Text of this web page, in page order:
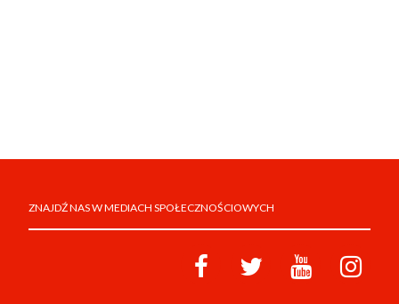
ZNAJDŹ NAS W MEDIACH SPOŁECZNOŚCIOWYCH